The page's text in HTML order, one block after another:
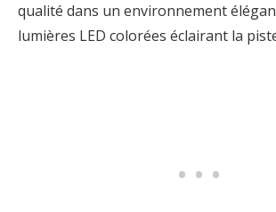
qualité dans un environnement
lumières LED colorées éclairant la